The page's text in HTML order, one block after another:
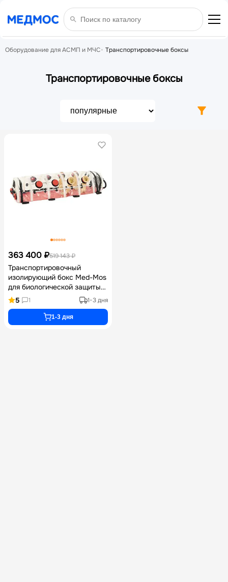
Оборудование для АСМП и МЧС Транспортировочные боксы
Транспортировочные боксы
363 400 ₽519 143 ₽
Транспортировочный
изолирующий бокс Med-Mos
для биологической защиты
пациентов с режимами
положительного и
отрицательного давления,
встроенным компрессором
5 1 1-3 дня
1-3 дня